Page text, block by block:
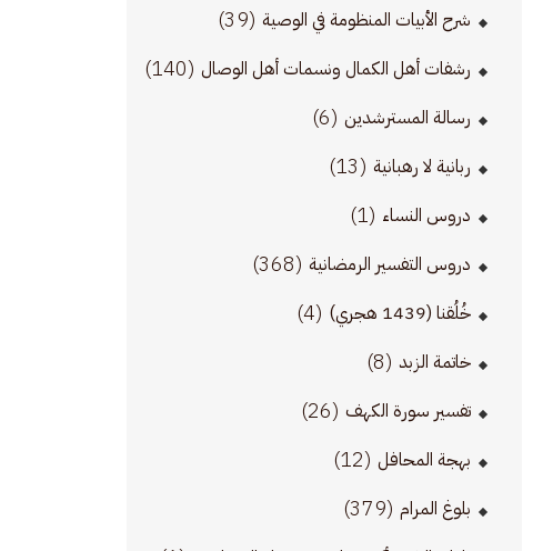
شرح الأبيات المنظومة في الوصية (39)
رشفات أهل الكمال ونسمات أهل الوصال (140)
رسالة المسترشدين (6)
ربانية لا رهبانية (13)
دروس النساء (1)
دروس التفسير الرمضانية (368)
خُلُقنا (1439 هجري) (4)
خاتمة الزبد (8)
تفسير سورة الكهف (26)
بهجة المحافل (12)
بلوغ المرام (379)